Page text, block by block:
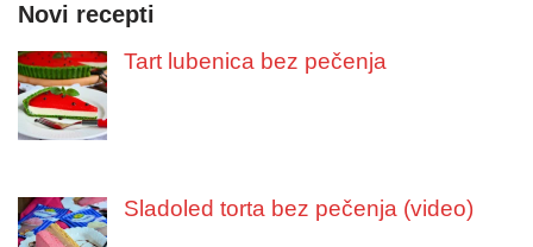
Novi recepti
Tart lubenica bez pečenja
Sladoled torta bez pečenja (video)